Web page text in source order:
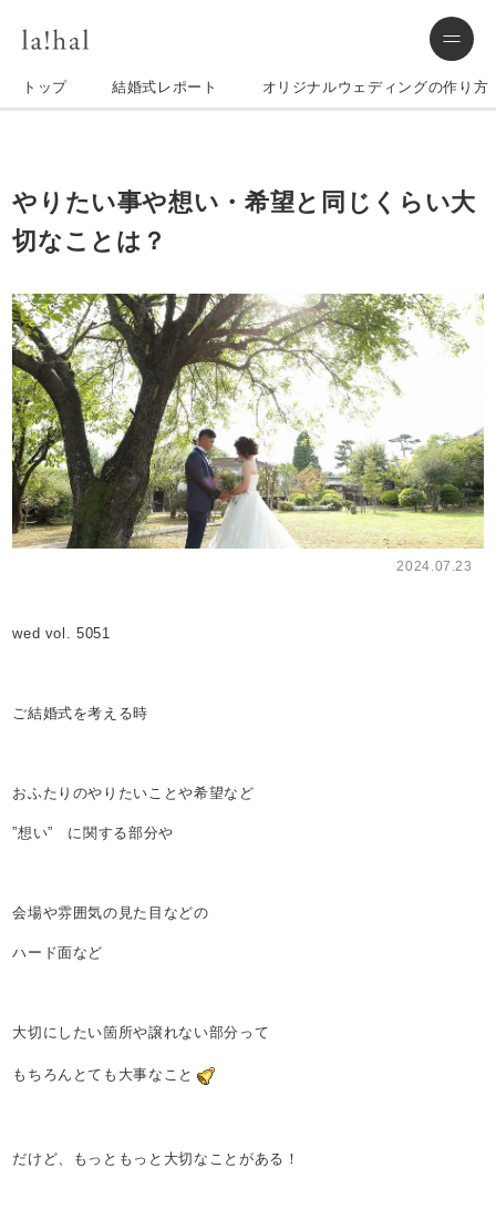
トップ 結婚式レポート オリジナルウェディングの作り方
やりたい事や想い・希望と同じくらい大
切なことは？
2024.07.23
wed vol. 5051
ご結婚式を考える時
おふたりのやりたいことや希望など
”想い” に関する部分や
会場や雰囲気の見た目などの
ハード面など
大切にしたい箇所や譲れない部分って
もちろんとても大事なこと
だけど、もっともっと大切なことがある！